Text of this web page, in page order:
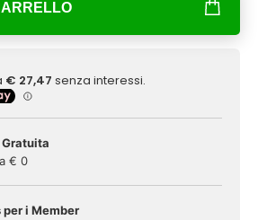
€ 0
per i Member